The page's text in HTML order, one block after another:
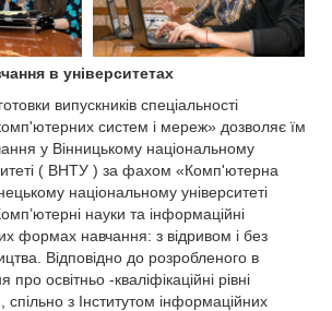
в університетах
випускників спеціальності
систем і мереж» дозволяє їм
у Вінницькому національному
( ВНТУ ) за фахом «Комп'ютерна
національному університеті
науки та інформаційні
формах навчання: з відривом і без
Відповідно до розробленого в
освітньо -кваліфікаційні рівні
спільно з Інститутом інформаційних